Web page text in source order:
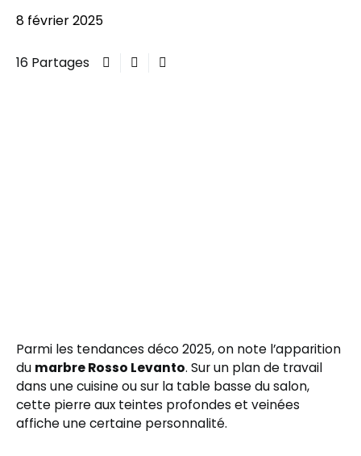
8 février 2025
16 Partages
Parmi les tendances déco 2025, on note l’apparition
du marbre Rosso Levanto. Sur un plan de travail
dans une cuisine ou sur la table basse du salon,
cette pierre aux teintes profondes et veinées
affiche une certaine personnalité.